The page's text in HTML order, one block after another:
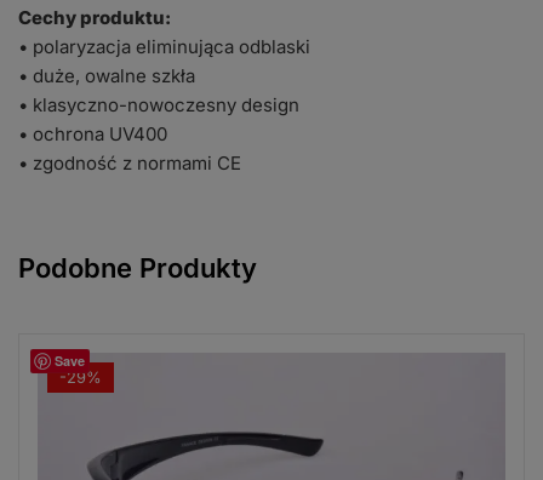
Cechy produktu:
• polaryzacja eliminująca odblaski
• duże, owalne szkła
• klasyczno-nowoczesny design
• ochrona UV400
• zgodność z normami CE
Podobne Produkty
Save
-29%